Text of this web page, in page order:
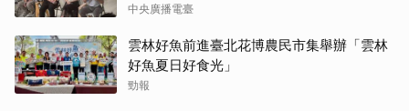
中央廣播電臺
雲林好魚前進臺北花博農民市集舉辦「雲林
好魚夏日好食光」
勁報